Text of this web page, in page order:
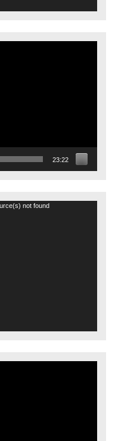
23:22
not found